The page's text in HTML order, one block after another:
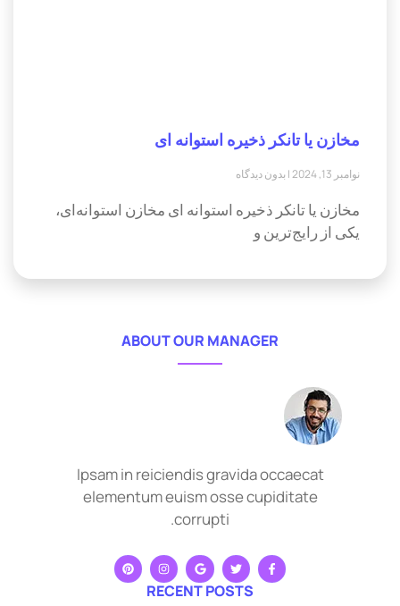
مخازن یا تانکر ذخیره استوانه ای
نوامبر 13, 2024 بدون دیدگاه
مخازن یا تانکر ذخیره استوانه ای مخازن استوانه‌ای،
یکی از رایج‌ترین و
ABOUT OUR MANAGER
Ipsam in reiciendis gravida occaecat
elementum euism osse cupiditate
corrupti.
RECENT POSTS